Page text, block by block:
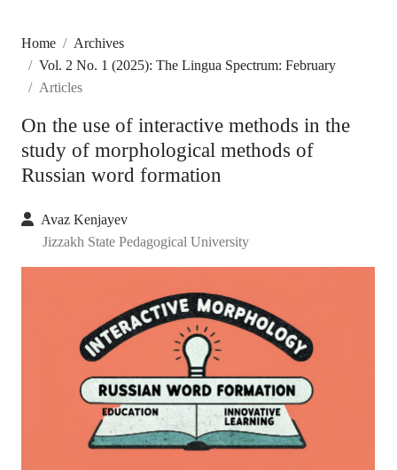
Home
Archives
Vol. 2 No. 1 (2025): The Lingua Spectrum: February
Articles
On the use of interactive methods in the
study of morphological methods of
Russian word formation
Avaz Kenjayev
Jizzakh State Pedagogical University